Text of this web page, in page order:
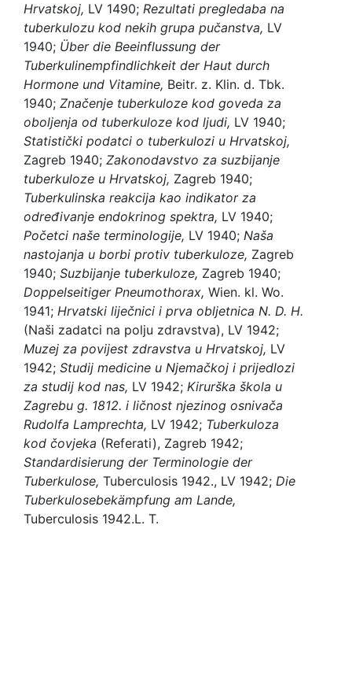
Hrvatskoj, LV 1490; Rezultati pregledaba na
tuberkulozu kod nekih grupa pučanstva, LV
1940; Über die Beeinflussung der
Tuberkulinempfindlichkeit der Haut durch
Hormone und Vitamine, Beitr. z. Klin. d. Tbk.
1940; Značenje tuberkuloze kod goveda za
oboljenja od tuberkuloze kod ljudi, LV 1940;
Statistički podatci o tuberkulozi u Hrvatskoj,
Zagreb 1940; Zakonodavstvo za suzbijanje
tuberkuloze u Hrvatskoj, Zagreb 1940;
Tuberkulinska reakcija kao indikator za
određivanje endokrinog spektra, LV 1940;
Početci naše terminologije, LV 1940; Naša
nastojanja u borbi protiv tuberkuloze, Zagreb
1940; Suzbijanje tuberkuloze, Zagreb 1940;
Doppelseitiger Pneumothorax, Wien. kl. Wo.
1941; Hrvatski liječnici i prva obljetnica N. D. H.
(Naši zadatci na polju zdravstva), LV 1942;
Muzej za povijest zdravstva u Hrvatskoj, LV
1942; Studij medicine u Njemačkoj i prijedlozi
za studij kod nas, LV 1942; Kirurška škola u
Zagrebu g. 1812. i ličnost njezinog osnivača
Rudolfa Lamprechta, LV 1942; Tuberkuloza
kod čovjeka (Referati), Zagreb 1942;
Standardisierung der Terminologie der
Tuberkulose, Tuberculosis 1942., LV 1942; Die
Tuberkulosebekämpfung am Lande,
Tuberculosis 1942.L. T.